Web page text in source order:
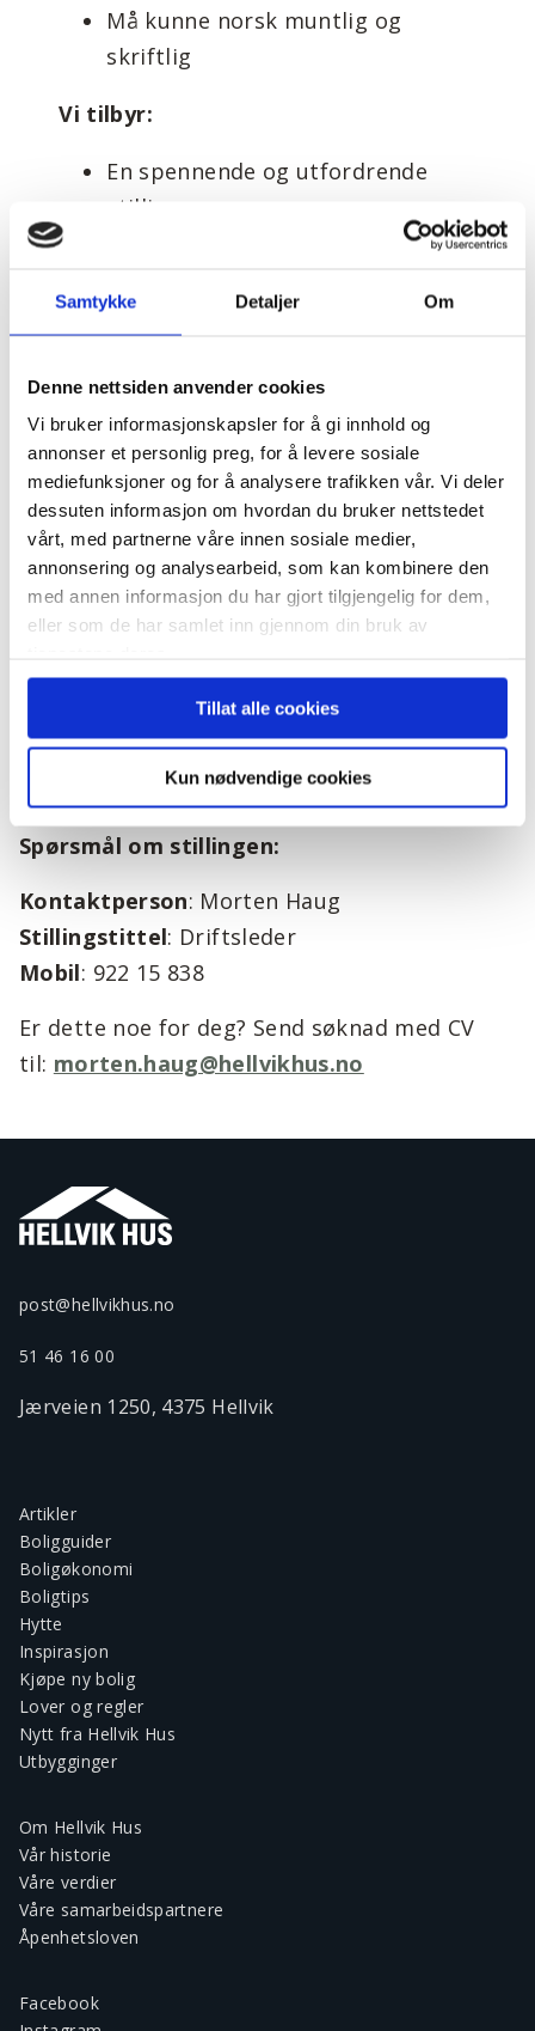
Samtykke Detaljer Om
Denne nettsiden anvender cookies
Vi bruker informasjonskapsler for å gi innhold og
annonser et personlig preg, for å levere sosiale
mediefunksjoner og for å analysere trafikken vår. Vi deler
dessuten informasjon om hvordan du bruker nettstedet
vårt, med partnerne våre innen sosiale medier,
annonsering og analysearbeid, som kan kombinere den
med annen informasjon du har gjort tilgjengelig for dem,
eller som de har samlet inn gjennom din bruk av
Tillat alle cookies
Kun nødvendige cookies
Må kunne norsk muntlig og
skriftlig
Vi tilbyr:
En spennende og utfordrende
stilling
Konkurransedyktige betingelser
Vi bygger eneboliger, rekkehus og større
prosjekt som barnehager/skoler. Våre
primærområder er i Stavanger, Sandnes
omegn, Jæren og Dalane. Arbeidsted avtales
nærmere ift. kandidater.
Om arbeidsgiveren
landets aller eldste ferdighusprodusenter. I
dag består vi av konsernet Hellvik Gruppen
og Hellvik Hus-kjeden med 30 forhandlere
som dekker store deler av Norge
Spørsmål om stillingen:
Kontaktperson: Morten Haug
Stillingstittel: Driftsleder
Mobil: 922 15 838
Er dette noe for deg? Send søknad med CV
til: morten.haug@hellvikhus.no
post@hellvikhus.no
51 46 16 00
Jærveien 1250, 4375 Hellvik
Artikler
Boligguider
Boligøkonomi
Boligtips
Hytte
Inspirasjon
Kjøpe ny bolig
Lover og regler
Nytt fra Hellvik Hus
Utbygginger
Om Hellvik Hus
Vår historie
Våre verdier
Våre samarbeidspartnere
Åpenhetsloven
Facebook